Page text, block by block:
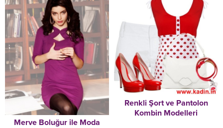
Merve Boluğur ile Moda
Renkli Şort ve Pantolon
Kombin Modelleri